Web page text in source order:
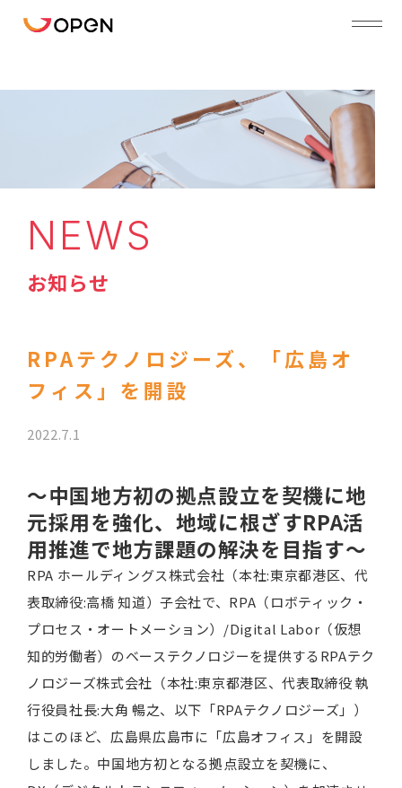
NEWS
お知らせ
RPAテクノロジーズ、「広島オ
フィス」を開設
2022.7.1
～中国地方初の拠点設立を契機に地
元採用を強化、 地域に根ざすRPA活
用推進で地方課題の解決を目指す～
RPA ホールディングス株式会社（本社:東京都港区、代
表取締役:高橋 知道）子会社で、RPA（ロボティック・
プロセス・オートメーション）/Digital Labor（仮想
知的労働者）のベーステクノロジーを提供するRPAテク
ノロジーズ株式会社（本社:東京都港区、代表取締役 執
行役員社長:大角 暢之、以下「RPAテクノロジーズ」）
はこのほど、広島県広島市に「広島オフィス」を開設
しました。中国地方初となる拠点設立を契機に、